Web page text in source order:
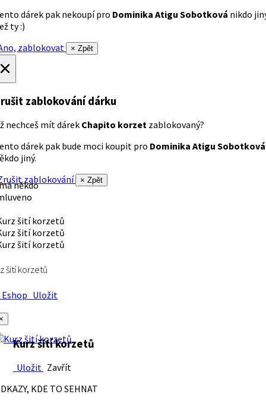
dárek pak nekoupí pro Dominika Atigu Sobotková nikdo
ty :)
zablokovat
× Zpět
zablokování dárku
nechceš mít dárek Chapito korzet zablokovaný?
dárek pak bude moci koupit pro Dominika Atigu Sobotková
jiný.
zablokování
× Zpět
někdo
šití korzetů
Uložit
Kurz šití korzetů
Uložit Zavřít
KDE TO SEHNAT